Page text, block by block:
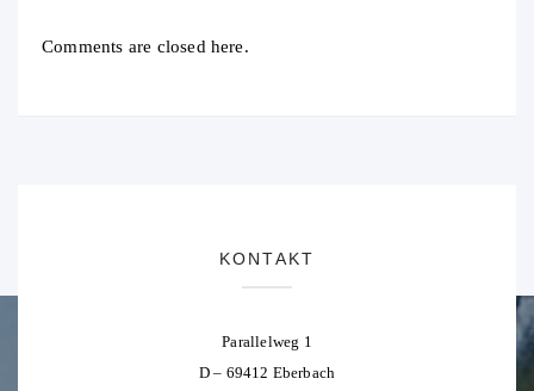
Comments are closed here.
KONTAKT
Parallelweg 1
D – 69412 Eberbach